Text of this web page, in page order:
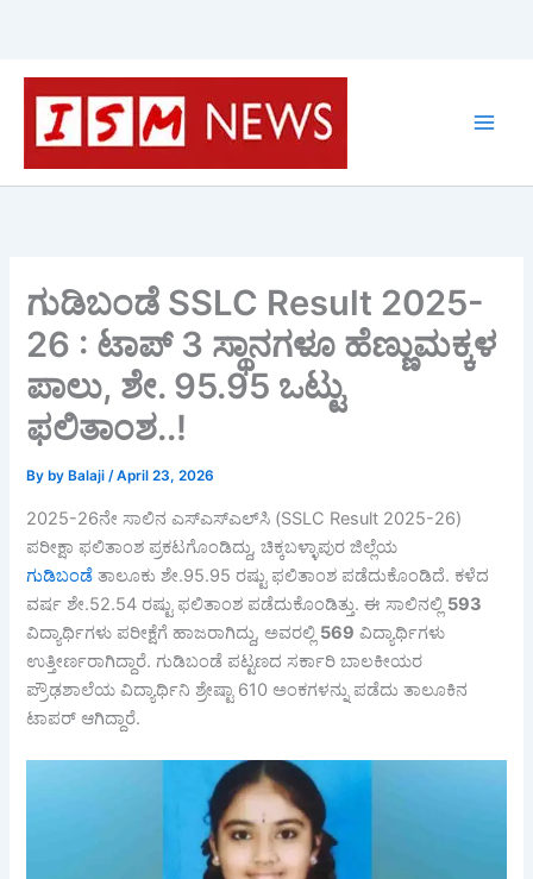
Skip
content
ಗುಡಿಬಂಡೆ SSLC Result 2025-
26 : ಟಾಪ್ 3 ಸ್ಥಾನಗಳೂ ಹೆಣ್ಣುಮಕ್ಕಳ
ಪಾಲು, ಶೇ. 95.95 ಒಟ್ಟು
ಫಲಿತಾಂಶ..!
By by Balaji/April 23, 2026
2025-26ನೇ ಸಾಲಿನ ಎಸ್‌ಎಸ್‌ಎಲ್‌ಸಿ (SSLC Result 2025-26)
ಪರೀಕ್ಷಾ ಫಲಿತಾಂಶ ಪ್ರಕಟಗೊಂಡಿದ್ದು, ಚಿಕ್ಕಬಳ್ಳಾಪುರ ಜಿಲ್ಲೆಯ
ಗುಡಿಬಂಡೆತಾಲೂಕು ಶೇ.95.95 ರಷ್ಟು ಫಲಿತಾಂಶ ಪಡೆದುಕೊಂಡಿದೆ. ಕಳೆದ
ವರ್ಷ ಶೇ.52.54 ರಷ್ಟು ಫಲಿತಾಂಶ ಪಡೆದುಕೊಂಡಿತ್ತು. ಈ ಸಾಲಿನಲ್ಲಿ 593
ವಿದ್ಯಾರ್ಥಿಗಳು ಪರೀಕ್ಷೆಗೆ ಹಾಜರಾಗಿದ್ದು, ಅವರಲ್ಲಿ 569 ವಿದ್ಯಾರ್ಥಿಗಳು
ಉತ್ತೀರ್ಣರಾಗಿದ್ದಾರೆ. ಗುಡಿಬಂಡೆ ಪಟ್ಟಣದ ಸರ್ಕಾರಿ ಬಾಲಕೀಯರ
ಪ್ರೌಢಶಾಲೆಯ ವಿದ್ಯಾರ್ಥಿನಿ ಶ್ರೇಷ್ಟಾ 610 ಅಂಕಗಳನ್ನು ಪಡೆದು ತಾಲೂಕಿನ
ಟಾಪರ್‍ ಆಗಿದ್ದಾರೆ.